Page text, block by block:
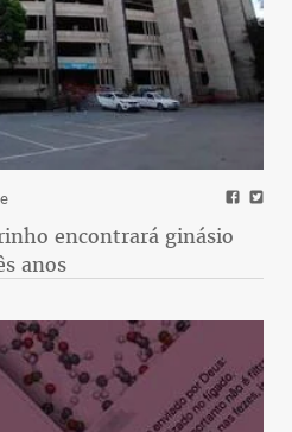
encontrará ginásio
anos